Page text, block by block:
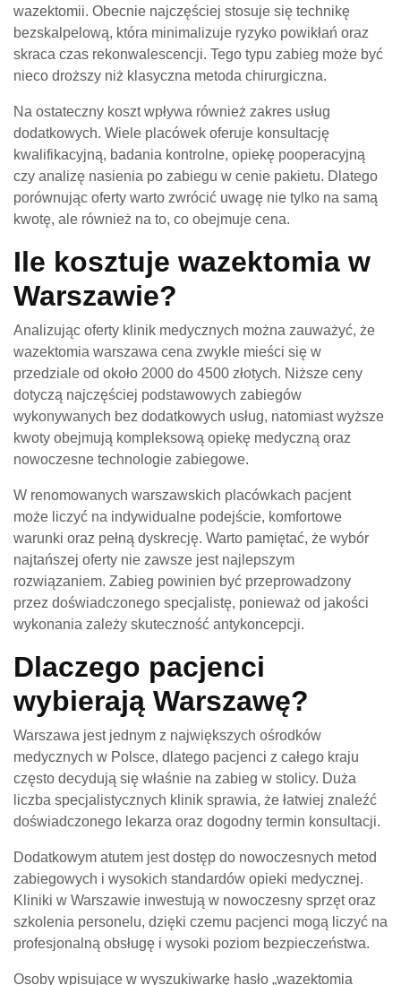
wazektomii. Obecnie najczęściej stosuje się technikę
bezskalpelową, która minimalizuje ryzyko powikłań oraz
skraca czas rekonwalescencji. Tego typu zabieg może być
nieco droższy niż klasyczna metoda chirurgiczna.
Na ostateczny koszt wpływa również zakres usług
dodatkowych. Wiele placówek oferuje konsultację
kwalifikacyjną, badania kontrolne, opiekę pooperacyjną
czy analizę nasienia po zabiegu w cenie pakietu. Dlatego
porównując oferty warto zwrócić uwagę nie tylko na samą
kwotę, ale również na to, co obejmuje cena.
Ile kosztuje wazektomia w
Warszawie?
Analizując oferty klinik medycznych można zauważyć, że
wazektomia warszawa cena zwykle mieści się w
przedziale od około 2000 do 4500 złotych. Niższe ceny
dotyczą najczęściej podstawowych zabiegów
wykonywanych bez dodatkowych usług, natomiast wyższe
kwoty obejmują kompleksową opiekę medyczną oraz
nowoczesne technologie zabiegowe.
W renomowanych warszawskich placówkach pacjent
może liczyć na indywidualne podejście, komfortowe
warunki oraz pełną dyskrecję. Warto pamiętać, że wybór
najtańszej oferty nie zawsze jest najlepszym
rozwiązaniem. Zabieg powinien być przeprowadzony
przez doświadczonego specjalistę, ponieważ od jakości
wykonania zależy skuteczność antykoncepcji.
Dlaczego pacjenci
wybierają Warszawę?
Warszawa jest jednym z największych ośrodków
medycznych w Polsce, dlatego pacjenci z całego kraju
często decydują się właśnie na zabieg w stolicy. Duża
liczba specjalistycznych klinik sprawia, że łatwiej znaleźć
doświadczonego lekarza oraz dogodny termin konsultacji.
Dodatkowym atutem jest dostęp do nowoczesnych metod
zabiegowych i wysokich standardów opieki medycznej.
Kliniki w Warszawie inwestują w nowoczesny sprzęt oraz
szkolenia personelu, dzięki czemu pacjenci mogą liczyć na
profesjonalną obsługę i wysoki poziom bezpieczeństwa.
Osoby wpisujące w wyszukiwarkę hasło „wazektomia